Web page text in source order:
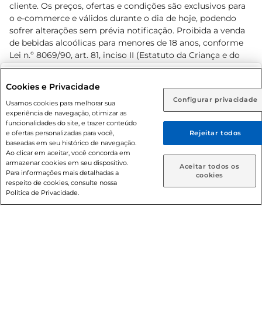
Rio de Janeiro (RJ) Goiás (GO)
Ou
Caso queira comprar online, informe como deseja receber
suas compras:
Entrega em casa Retire em Loja
cliente. Os preços, ofertas e condições são exclusivos para
o e-commerce e válidos durante o dia de hoje, podendo
sofrer alterações sem prévia notificação. Proibida a venda
de bebidas alcoólicas para menores de 18 anos, conforme
Lei n.º 8069/90, art. 81, inciso II (Estatuto da Criança e do
Adolescente). Preços e condições exclusivos para o
prévio. O valor mínimo para as compras on-line é de R$
80,00.
© 2026 Copyright. Todos os direitos
reservados Prezunic.
Cookies e Privacidade
Usamos cookies para melhorar sua
experiência de navegação, otimizar as
funcionalidades do site, e trazer conteúdo
e ofertas personalizadas para você,
baseadas em seu histórico de navegação.
Ao clicar em aceitar, você concorda em
armazenar cookies em seu dispositivo.
Para informações mais detalhadas a
respeito de cookies, consulte nossa
Política de Privacidade.
Configurar privacidade
Rejeitar todos
Aceitar todos os
cookies